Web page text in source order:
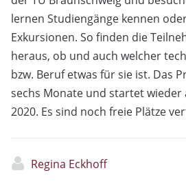
lernen Studiengänge kennen
Exkursionen. So finden die
heraus, ob und auch welcher
bzw. Beruf etwas für sie ist. Das
sechs Monate und startet wieder
2020. Es sind noch freie Plätze
Regina Eckhoff